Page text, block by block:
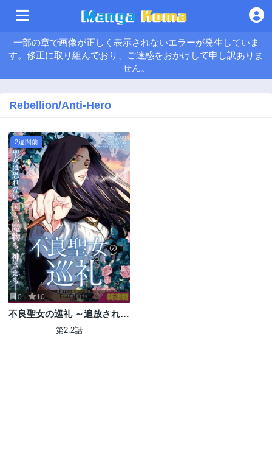
一部の章で画像が正しく表示されないエラーが発生していま
す。修正に取り組んでおり、ご迷惑をおかけして申し訳ありま
せん。
Rebellion/Anti-Hero
2週間前
0 10
不良聖女の巡礼 ～追放された
最強の聖女は、世界を救う旅
第2.2話